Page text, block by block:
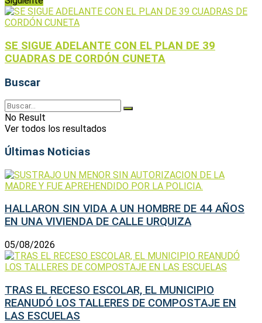
SE SIGUE ADELANTE CON EL PLAN DE 39
CUADRAS DE CORDÓN CUNETA
Buscar
No Result
Ver todos los resultados
Últimas Noticias
HALLARON SIN VIDA A UN HOMBRE DE 44 AÑOS
EN UNA VIVIENDA DE CALLE URQUIZA
05/08/2026
TRAS EL RECESO ESCOLAR, EL MUNICIPIO
REANUDÓ LOS TALLERES DE COMPOSTAJE EN
LAS ESCUELAS